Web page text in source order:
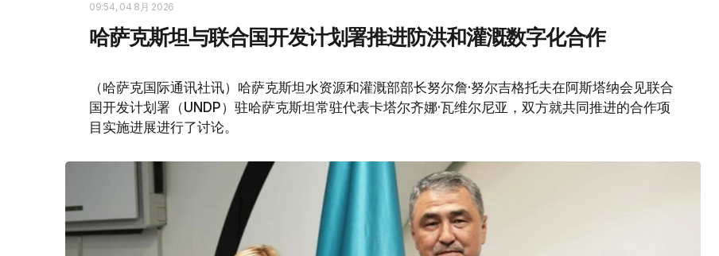
09:54, 04 8月 2026
哈萨克斯坦与联合国开发计划署推进防洪和灌溉数字化合作
（哈萨克国际通讯社讯）哈萨克斯坦水资源和灌溉部部长努尔詹·努尔吉格托夫在阿斯塔纳会见联合
国开发计划署（UNDP）驻哈萨克斯坦常驻代表卡塔尔齐娜·瓦维尔尼亚，双方就共同推进的合作项
目实施进展进行了讨论。